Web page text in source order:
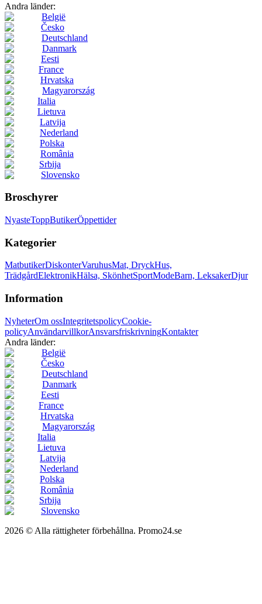
Andra länder:
België
Česko
Deutschland
Danmark
Eesti
France
Hrvatska
Magyarország
Italia
Lietuva
Latvija
Nederland
Polska
România
Srbija
Slovensko
Broschyrer
NyasteToppButikerÖppettider
Kategorier
MatbutikerDiskonterVaruhusMat, DryckHus,
TrädgårdElektronikHälsa, SkönhetSportModeBarn, LeksakerDjur
Information
NyheterOm ossIntegritetspolicyCookie-
policyAnvändarvillkorAnsvarsfriskrivningKontakter
Andra länder:
België
Česko
Deutschland
Danmark
Eesti
France
Hrvatska
Magyarország
Italia
Lietuva
Latvija
Nederland
Polska
România
Srbija
Slovensko
2026 © Alla rättigheter förbehållna. Promo24.se